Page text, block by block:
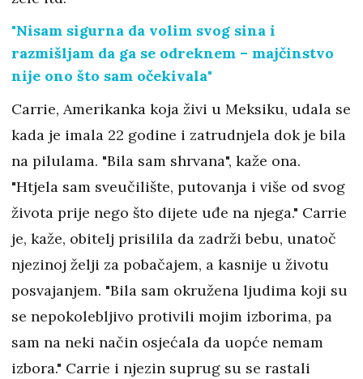
"Nisam sigurna da volim svog sina i
razmišljam da ga se odreknem – majčinstvo
nije ono što sam očekivala"
Carrie, Amerikanka koja živi u Meksiku, udala se
kada je imala 22 godine i zatrudnjela dok je bila
na pilulama. "Bila sam shrvana", kaže ona.
"Htjela sam sveučilište, putovanja i više od svog
života prije nego što dijete uđe na njega." Carrie
je, kaže, obitelj prisilila da zadrži bebu, unatoč
njezinoj želji za pobačajem, a kasnije u životu
posvajanjem. "Bila sam okružena ljudima koji su
se nepokolebljivo protivili mojim izborima, pa
sam na neki način osjećala da uopće nemam
izbora." Carrie i njezin suprug su se rastali